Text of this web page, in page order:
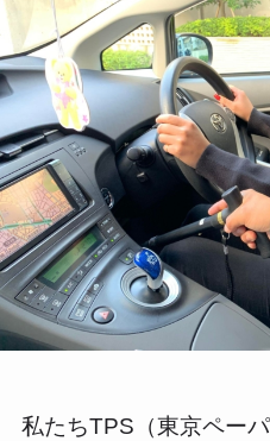
私たちTPS（東京ペー